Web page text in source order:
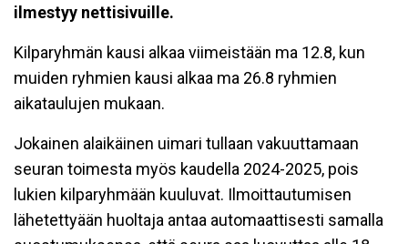
ilmestyy nettisivuille.
Kilparyhmän kausi alkaa viimeistään ma 12.8, kun
muiden ryhmien kausi alkaa ma 26.8 ryhmien
aikataulujen mukaan.
Jokainen alaikäinen uimari tullaan vakuuttamaan
seuran toimesta myös kaudella 2024-2025, pois
lukien kilparyhmään kuuluvat. Ilmoittautumisen
lähetettyään huoltaja antaa automaattisesti samalla